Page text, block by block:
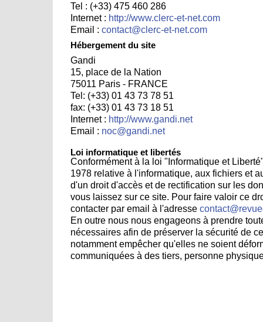
Tel : (+33) 475 460 286
Internet : http://www.clerc-et-net.com
Email : contact@clerc-et-net.com
Hébergement du site
Gandi
15, place de la Nation
75011 Paris - FRANCE
Tel: (+33) 01 43 73 78 51
fax: (+33) 01 43 73 18 51
Internet : http://www.gandi.net
Email : noc@gandi.net
Loi informatique et libertés
Conformément à la loi "Informatique et
1978 relative à l'informatique, aux fichiers et
d'un droit d'accès et de rectification sur les
vous laissez sur ce site. Pour faire valoir ce
contacter par email à l'adresse
En outre nous nous engageons à prendre
nécessaires afin de préserver la sécurité de
notamment empêcher qu'elles ne soient
communiquées à des tiers, personne